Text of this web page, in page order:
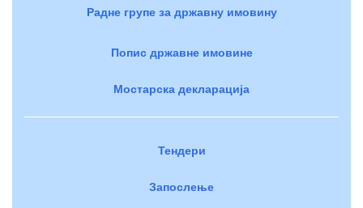
Радне групе за државну имовину
Попис државне имовине
Мостарска декларација
Тендери
Запослење